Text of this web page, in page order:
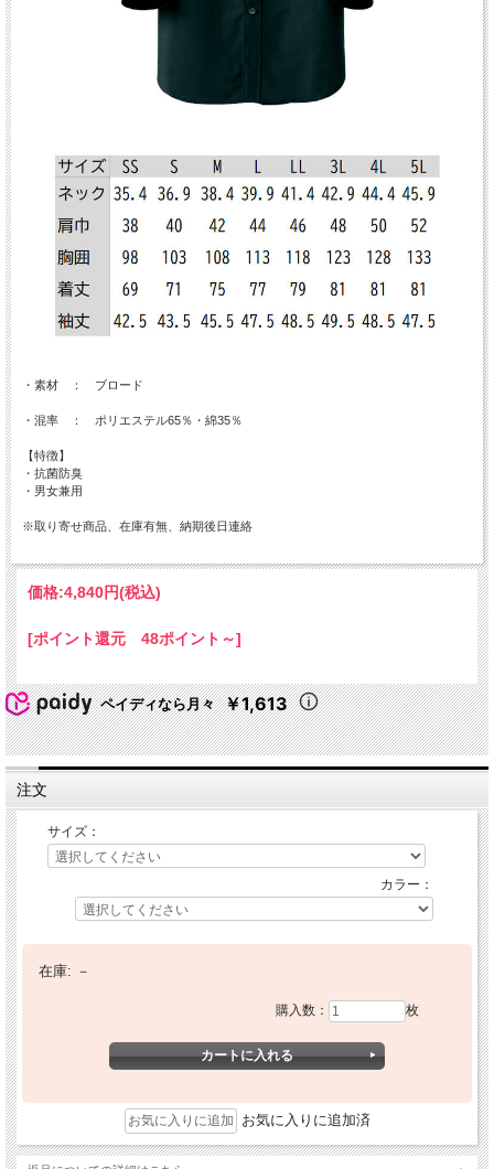
・素材 ： ブロード
・混率 ： ポリエステル65％・綿35％
【特徴】
・抗菌防臭
・男女兼用
※取り寄せ商品、在庫有無、納期後日連絡
価格:4,840円(税込)
[ポイント還元 48ポイント～]
ペイディなら月々 ￥1,613
注文
サイズ：
カラー：
在庫: －
購入数： 枚
お気に入りに追加済